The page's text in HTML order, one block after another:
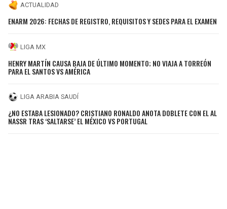
ACTUALIDAD
ENARM 2026: FECHAS DE REGISTRO, REQUISITOS Y SEDES PARA EL EXAMEN
LIGA MX
HENRY MARTÍN CAUSA BAJA DE ÚLTIMO MOMENTO; NO VIAJA A TORREÓN
PARA EL SANTOS VS AMÉRICA
LIGA ARABIA SAUDÍ
¿NO ESTABA LESIONADO? CRISTIANO RONALDO ANOTA DOBLETE CON EL AL
NASSR TRAS ‘SALTARSE’ EL MÉXICO VS PORTUGAL